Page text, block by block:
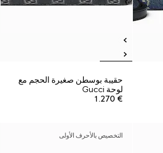
حقيبة بوسطن صغيرة الحجم مع
لوحة Gucci
€ 1.270
التخصيص بالأحرف الأولى